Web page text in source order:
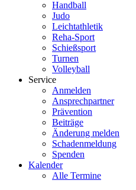
Handball
Judo
Leichtathletik
Reha-Sport
Schießsport
Turnen
Volleyball
Service
Anmelden
Ansprechpartner
Prävention
Beiträge
Änderung melden
Schadenmeldung
Spenden
Kalender
Alle Termine